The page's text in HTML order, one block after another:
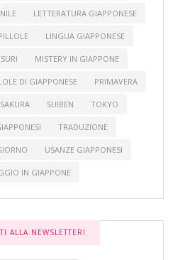
LETTERATURA GIAPPONESE
LINGUA GIAPPONESE
MISTERY IN GIAPPONE
DI GIAPPONESE PRIMAVERA
SAKURA SUIBEN TOKYO
TRADUZIONE
USANZE GIAPPONESI
IN GIAPPONE
ALLA NEWSLETTER!